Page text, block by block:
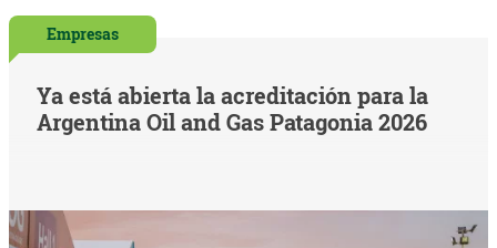
Empresas
Ya está abierta la acreditación para la
Argentina Oil and Gas Patagonia 2026